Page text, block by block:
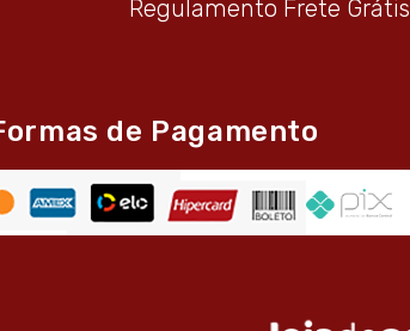
Regulamento Frete Grátis
de Pagamento